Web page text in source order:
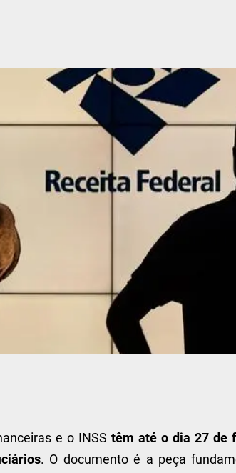
e o INSS têm até o dia 27 de
. O documento é a peça